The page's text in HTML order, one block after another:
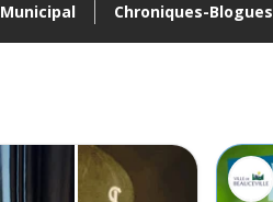
Municipal Chroniques-Blogues